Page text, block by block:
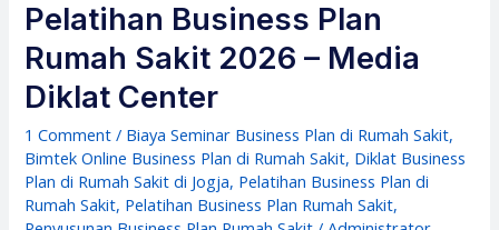
Pelatihan Business Plan
Rumah Sakit 2026 – Media
Diklat Center
1 Comment / Biaya Seminar Business Plan di Rumah Sakit,
Bimtek Online Business Plan di Rumah Sakit, Diklat Business
Plan di Rumah Sakit di Jogja, Pelatihan Business Plan di
Rumah Sakit, Pelatihan Business Plan Rumah Sakit,